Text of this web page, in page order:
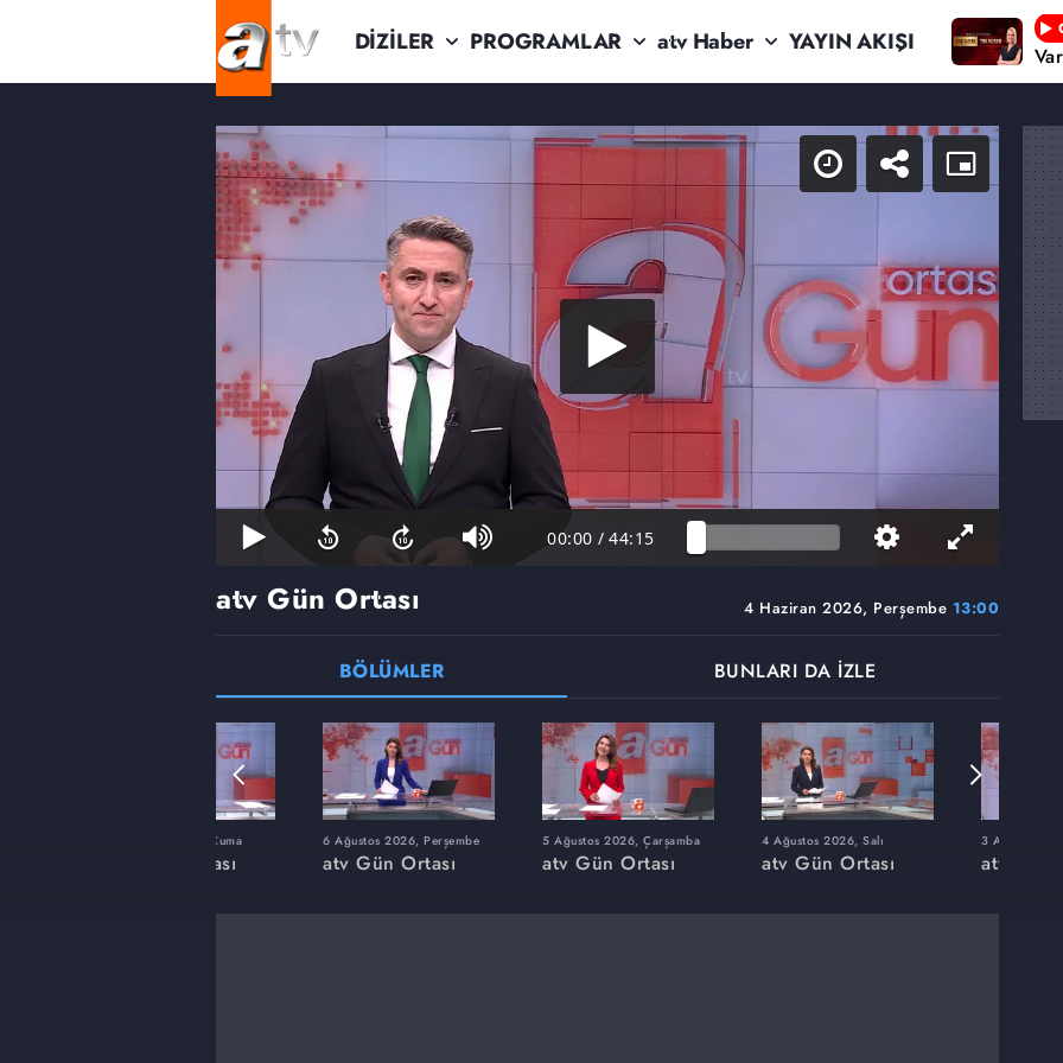
DİZİLER PROGRAMLAR atv Haber YAYIN AKIŞI
00:00 / 44:15
4 Haziran 2026, Perşembe 13:00
atv Gün Ortası
BÖLÜMLER BUNLARI DA İZLE
17 Temmuz 2026, Cuma
atv Gün Ortası
6 Ağustos 2026, Perşembe
atv Gün Ortası
5 Ağustos 2026, Çarşamba
atv Gün Ortası
4 Ağustos 2026, Salı
atv Gün Ortası
3 Ağustos
atv Gün